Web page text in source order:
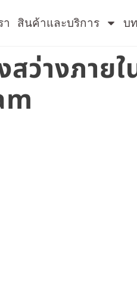
า สินค้าและบริการ บ
ว่างภาย